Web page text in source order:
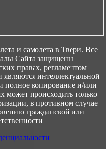
и самолета в Твери. Все
Сайта защищены
правах, регламентом
интеллектуальной
полное копирование и/или
может происходить только
в противном случае
гражданской или